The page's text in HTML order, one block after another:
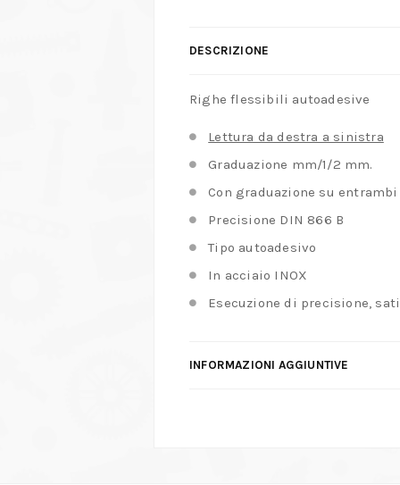
DESCRIZIONE
Righe flessibili autoadesive
Lettura da destra a sinistra
Graduazione mm/1/2 mm.
Con graduazione su
Precisione DIN 866 B
Tipo autoadesivo
In acciaio INOX
Esecuzione di precisione,
INFORMAZIONI AGGIUNTIVE